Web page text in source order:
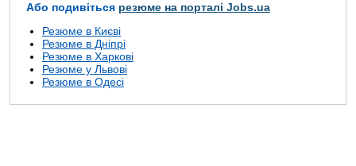
Або подивіться резюме на порталі Jobs.ua
Резюме в Києві
Резюме в Дніпрі
Резюме в Харкові
Резюме у Львові
Резюме в Одесі